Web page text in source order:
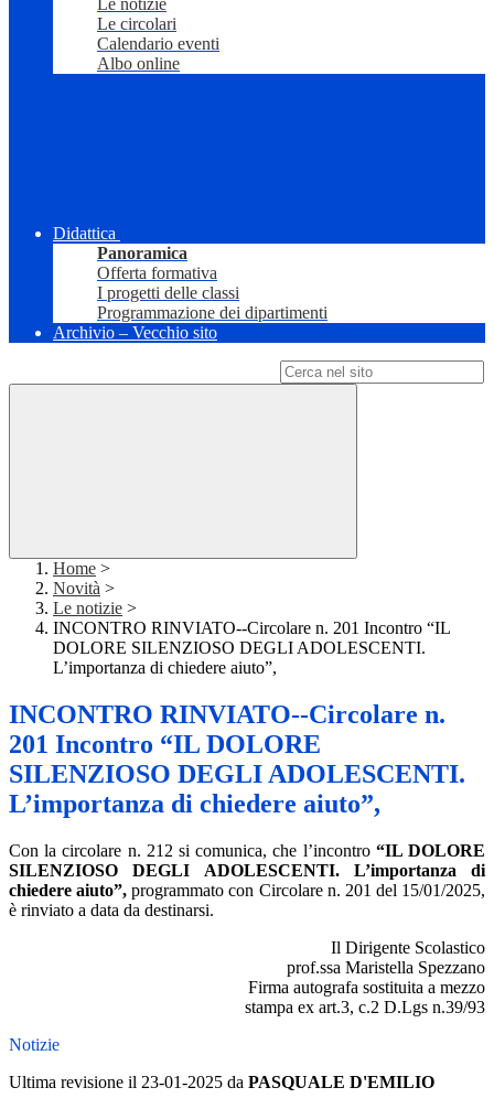
Le notizie
Le circolari
Calendario eventi
Albo online
Didattica
Panoramica
Offerta formativa
I progetti delle classi
Programmazione dei dipartimenti
Archivio – Vecchio sito
Home >
Novità >
Le notizie >
INCONTRO RINVIATO--Circolare n. 201 Incontro “IL
DOLORE SILENZIOSO DEGLI ADOLESCENTI.
L’importanza di chiedere aiuto”,
INCONTRO RINVIATO--Circolare n.
201 Incontro “IL DOLORE
SILENZIOSO DEGLI ADOLESCENTI.
L’importanza di chiedere aiuto”,
Con la circolare n. 212 si comunica, che l’incontro “IL DOLORE
SILENZIOSO DEGLI ADOLESCENTI. L’importanza di
chiedere aiuto”, programmato con Circolare n. 201 del 15/01/2025,
è rinviato a data da destinarsi.
Il Dirigente Scolastico
prof.ssa Maristella Spezzano
Firma autografa sostituita a mezzo
stampa ex art.3, c.2 D.Lgs n.39/93
Notizie
Ultima revisione il 23-01-2025 da PASQUALE D'EMILIO